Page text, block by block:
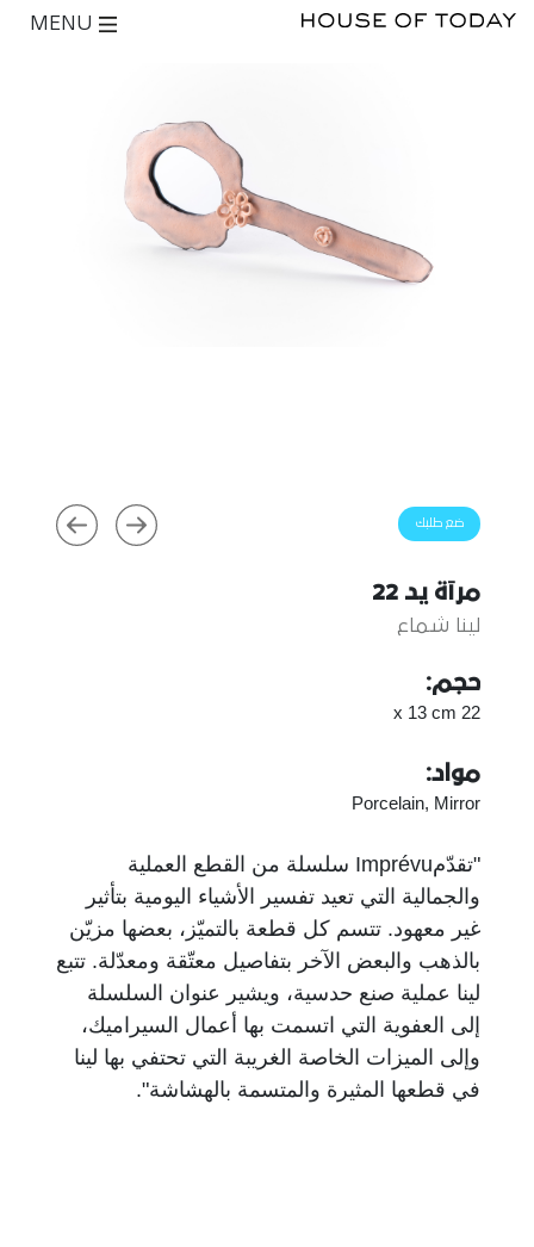
ضع طلبك
مرآة يد 22
لينا شماع
حجم:
22 x 13 cm
مواد:
Porcelain, Mirror
"تقدّمImprévu سلسلة من القطع العملية
والجمالية التي تعيد تفسير الأشياء اليومية بتأثير
غير معهود. تتسم كل قطعة بالتميّز، بعضها مزيّن
بالذهب والبعض الآخر بتفاصيل معتّقة ومعدّلة. تتبع
لينا عملية صنع حدسية، ويشير عنوان السلسلة
إلى العفوية التي اتسمت بها أعمال السيراميك،
وإلى الميزات الخاصة الغريبة التي تحتفي بها لينا
في قطعها المثيرة والمتسمة بالهشاشة".